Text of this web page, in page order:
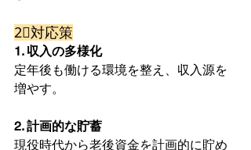
2⃣対応策
1. 収入の多様化
定年後も働ける環境を整え、収入源を
増やす。
2. 計画的な貯蓄
現役時代から老後資金を計画的に貯め